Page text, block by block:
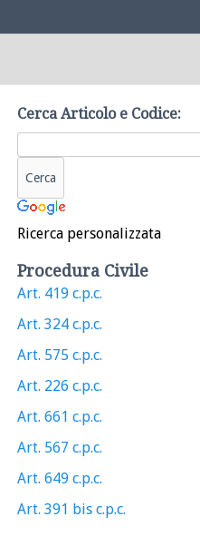
Cerca Articolo e Codice:
Ricerca personalizzata
Procedura Civile
Art. 419 c.p.c.
Art. 324 c.p.c.
Art. 575 c.p.c.
Art. 226 c.p.c.
Art. 661 c.p.c.
Art. 567 c.p.c.
Art. 649 c.p.c.
Art. 391 bis c.p.c.